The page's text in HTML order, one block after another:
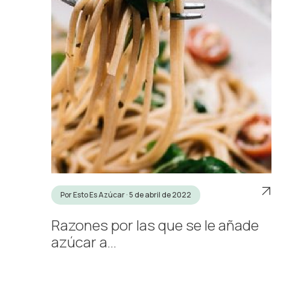
Por Esto Es Azúcar · 5 de abril de 2022
Razones por las que se le añade
azúcar a...